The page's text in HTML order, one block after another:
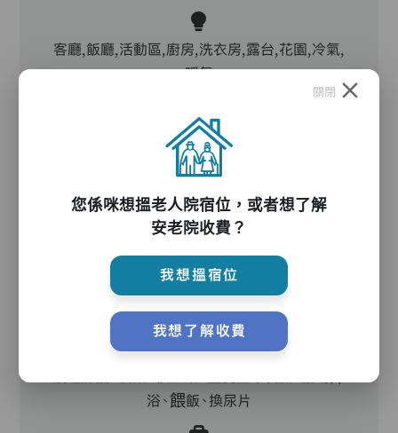
客廳,飯廳,活動區,廚房,洗衣房,露台,花園,冷氣,
暖氣
電動床,氣墊床,升降機,防滑扶手,助行器/拐杖,輪
椅
主管,助理員,護理員,保健員
浴、餵飯、換尿片
關閉
您係咪想搵老人院宿位，或者想了解
安老院收費？
我想搵宿位
我想了解收費